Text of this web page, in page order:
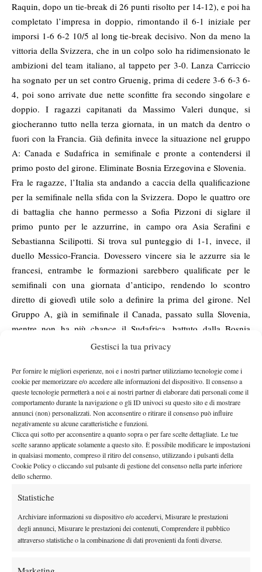
Gestisci la tua privacy
Per fornire le migliori esperienze, noi e i nostri partner utilizziamo tecnologie come i
cookie per memorizzare e/o accedere alle informazioni del dispositivo. Il consenso a
queste tecnologie permetterà a noi e ai nostri partner di elaborare dati personali come il
comportamento durante la navigazione o gli ID univoci su questo sito e di mostrare
annunci (non) personalizzati. Non acconsentire o ritirare il consenso può influire
negativamente su alcune caratteristiche e funzioni.
Clicca qui sotto per acconsentire a quanto sopra o per fare scelte dettagliate. Le tue
scelte saranno applicate solamente a questo sito. È possibile modificare le impostazioni
in qualsiasi momento, compreso il ritiro del consenso, utilizzando i pulsanti della
Cookie Policy o cliccando sul pulsante di gestione del consenso nella parte inferiore
dello schermo.
Statistiche
Archiviare informazioni su dispositivo e/o accedervi, Misurare le prestazioni
degli annunci, Misurare le prestazioni dei contenuti, Comprendere il pubblico
attraverso statistiche o la combinazione di dati provenienti da fonti diverse.
Raquin, dopo un tie-break di 26 punti risolto per 14-12), e poi ha
completato l’impresa in doppio, rimontando il 6-1 iniziale per
imporsi 1-6 6-2 10/5 al long tie-break decisivo. Non da meno la
vittoria della Svizzera, che in un colpo solo ha ridimensionato le
ambizioni del team italiano, al tappeto per 3-0. Lanza Carriccio
ha sognato per un set contro Gruenig, prima di cedere 3-6 6-3 6-
4, poi sono arrivate due nette sconfitte fra secondo singolare e
doppio. I ragazzi capitanati da Massimo Valeri dunque, si
giocheranno tutto nella terza giornata, in un match da dentro o
fuori con la Francia. Già definita invece la situazione nel gruppo
A: Canada e Sudafrica in semifinale e pronte a contendersi il
primo posto del girone. Eliminate Bosnia Erzegovina e Slovenia.
Fra le ragazze, l’Italia sta andando a caccia della qualificazione
per la semifinale nella sfida con la Svizzera. Dopo le quattro ore
di battaglia che hanno permesso a Sofia Pizzoni di siglare il
primo punto per le azzurrine, in campo ora Asia Serafini e
Sebastianna Scilipotti. Si trova sul punteggio di 1-1, invece, il
duello Messico-Francia. Dovessero vincere sia le azzurre sia le
francesi, entrambe le formazioni sarebbero qualificate per le
semifinali con una giornata d’anticipo, rendendo lo scontro
diretto di giovedì utile solo a definire la prima del girone. Nel
Gruppo A, già in semifinale il Canada, passato sulla Slovenia,
mentre non ha più chance il Sudafrica, battuto dalla Bosnia
Erzegovina. Giovedì, a partire dalle 8.30 del mattino, le due
turno.
IL PROGRAMMA – Da martedì 14 a giovedì 16 luglio: gironi di
qualificazione, a partire dalle ore 8.30 del mattino. Venerdì 17
luglio: semifinali maschili e femminili. Sabato 18 luglio: finali
maschili e femminili, a partire dalle 9 del mattino. Ingresso
sempre gratuito.
RISULTATI
TORNEO MASCHILE – GIRONE 1
Lun Obrul (Slo) b. Marko Stakusic (Can) 6-0 6-1, Alex Lu (Can)
b. Jan Dimitrijevic (Slo) 6-1 6-3, Lu/Stakusic (Can) b.
Dimitrijevic/Obrul (Slo) 7-5 6-3.
Sudafrica b. Bosnia Erzegovina 3-0